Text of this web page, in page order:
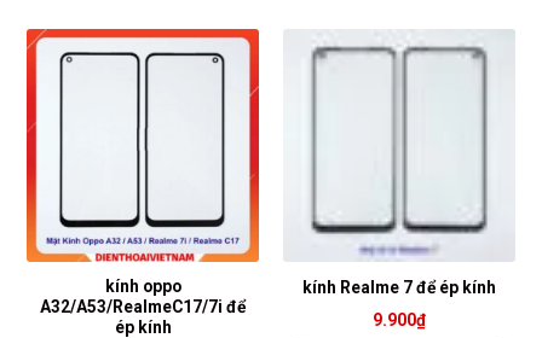
kính oppo
A32/A53/RealmeC17/7i để
ép kính
kính Realme 7 để ép kính
9.900₫